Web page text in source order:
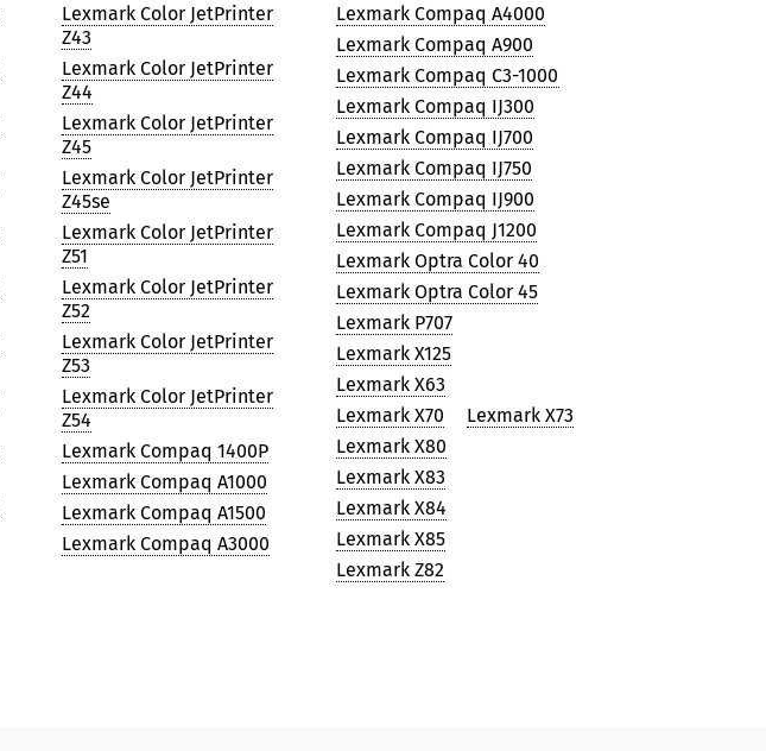
Lexmark Color JetPrinter
Z43
Lexmark Color JetPrinter
Z44
Lexmark Color JetPrinter
Z45
Lexmark Color JetPrinter
Z45se
Lexmark Color JetPrinter
Z51
Lexmark Color JetPrinter
Z52
Lexmark Color JetPrinter
Z53
Lexmark Color JetPrinter
Z54
Lexmark Compaq 1400P
Lexmark Compaq A1000
Lexmark Compaq A1500
Lexmark Compaq A3000
Lexmark Compaq A4000
Lexmark Compaq A900
Lexmark Compaq C3-1000
Lexmark Compaq IJ300
Lexmark Compaq IJ700
Lexmark Compaq IJ750
Lexmark Compaq IJ900
Lexmark Compaq J1200
Lexmark Optra Color 40
Lexmark Optra Color 45
Lexmark P707
Lexmark X125
Lexmark X63
Lexmark X70
Lexmark X73
Lexmark X80
Lexmark X83
Lexmark X84
Lexmark X85
Lexmark Z82